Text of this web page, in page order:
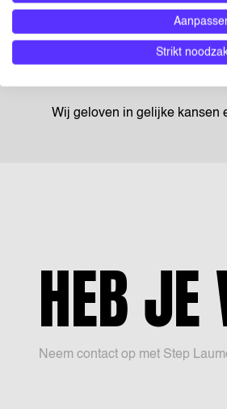
aan een schone en veilige
bezoekers. Je komt in een
vaste afdelingen. Je krijgt
Wij geloven in gelijke kansen
HEB JE
Neem contact op met Step
Strikt